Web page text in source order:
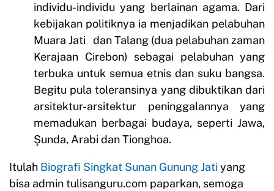
individu-individu yang berlainan agama. Dari
kebijakan politiknya ia menjadikan pelabuhan
Muara Jati dan Talang (dua pelabuhan zaman
Kerajaan Cirebon) sebagai pelabuhan yang
terbuka untuk semua etnis dan suku bangsa.
Begitu pula toleransinya yang dibuktikan dari
arsitektur-arsitektur peninggalannya yang
memadukan berbagai budaya, seperti Jawa,
Şunda, Arabi dan Tionghoa.
Itulah Biografi Singkat Sunan Gunung Jati yang
bisa admin tulisanguru.com paparkan, semoga